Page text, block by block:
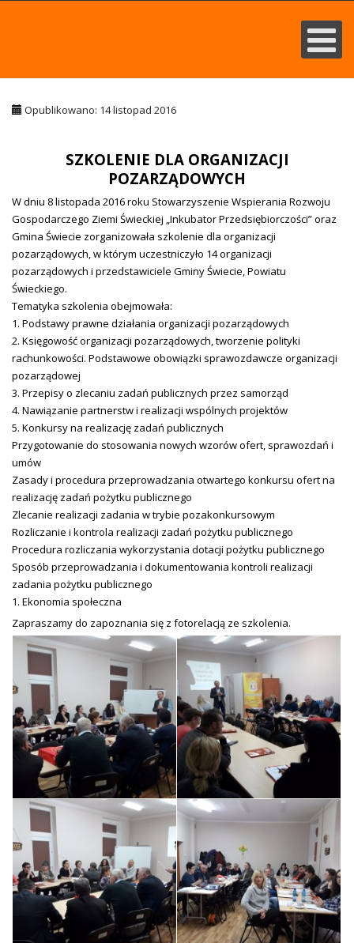
Opublikowano: 14 listopad 2016
SZKOLENIE DLA ORGANIZACJI
POZARZĄDOWYCH
W dniu 8 listopada 2016 roku Stowarzyszenie Wspierania Rozwoju
Gospodarczego Ziemi Świeckiej „Inkubator Przedsiębiorczości” oraz
Gmina Świecie zorganizowała szkolenie dla organizacji
pozarządowych, w którym uczestniczyło 14 organizacji
pozarządowych i przedstawiciele Gminy Świecie, Powiatu
Świeckiego.
Tematyka szkolenia obejmowała:
1. Podstawy prawne działania organizacji pozarządowych
2. Księgowość organizacji pozarządowych, tworzenie polityki
rachunkowości. Podstawowe obowiązki sprawozdawcze organizacji
pozarządowej
3. Przepisy o zlecaniu zadań publicznych przez samorząd
4. Nawiązanie partnerstw i realizacji wspólnych projektów
5. Konkursy na realizację zadań publicznych
Przygotowanie do stosowania nowych wzorów ofert, sprawozdań i
umów
Zasady i procedura przeprowadzania otwartego konkursu ofert na
realizację zadań pożytku publicznego
Zlecanie realizacji zadania w trybie pozakonkursowym
Rozliczanie i kontrola realizacji zadań pożytku publicznego
Procedura rozliczania wykorzystania dotacji pożytku publicznego
Sposób przeprowadzania i dokumentowania kontroli realizacji
zadania pożytku publicznego
1. Ekonomia społeczna
Zapraszamy do zapoznania się z fotorelacją ze szkolenia.
20161108_090951 20161108_091028
20161108_091142 20161108_120038